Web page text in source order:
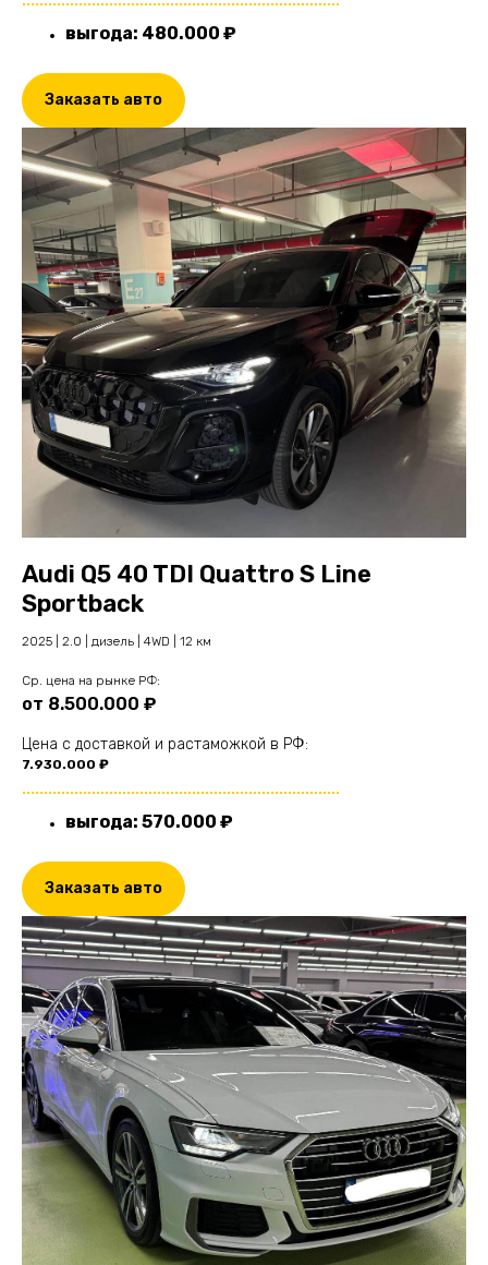
выгода: 480.000 ₽
Заказать авто
Audi Q5 40 TDI Quattro S Line
Sportback
2025 | 2.0 | дизель | 4WD | 12 км
Cр. цена на рынке РФ:
от 8.500.000 ₽
Цена с доставкой и растаможкой в РФ:
7.930.000 ₽
.........................................................................
выгода: 570.000 ₽
Заказать авто